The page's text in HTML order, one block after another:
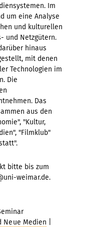
Im
um eine Analyse
und kulturellen
und Netzgütern.
hinaus
mit denen
Technologien im
Die
Das
aus den
"Kultur,
"Filmklub"
bitte bis zum
weimar.de.
Neue Medien